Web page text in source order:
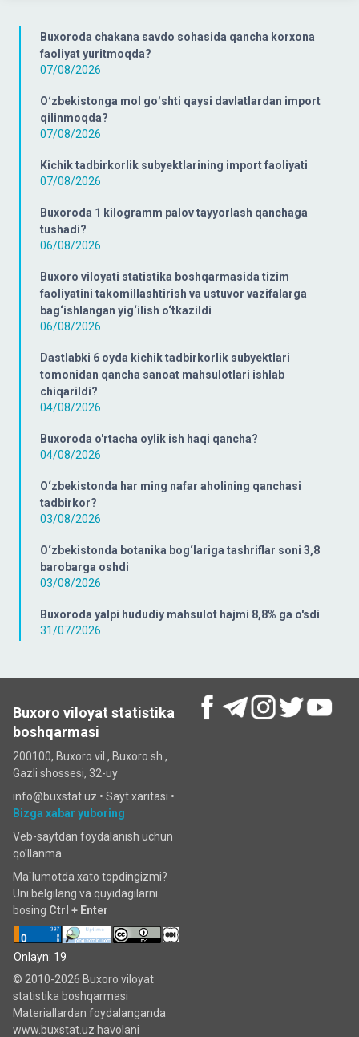
Buxoroda chakana savdo sohasida qancha korxona
faoliyat yuritmoqda?
07/08/2026
Oʻzbekistonga mol goʻshti qaysi davlatlardan import
qilinmoqda?
07/08/2026
Kichik tadbirkorlik subyektlarining import faoliyati
07/08/2026
Buxoroda 1 kilogramm palov tayyorlash qanchaga
tushadi?
06/08/2026
Buxoro viloyati statistika boshqarmasida tizim
faoliyatini takomillashtirish va ustuvor vazifalarga
bag‘ishlangan yig‘ilish o‘tkazildi
06/08/2026
Dastlabki 6 oyda kichik tadbirkorlik subyektlari
tomonidan qancha sanoat mahsulotlari ishlab
chiqarildi?
04/08/2026
Buxoroda o'rtacha oylik ish haqi qancha?
04/08/2026
O‘zbekistonda har ming nafar aholining qanchasi
tadbirkor?
03/08/2026
O‘zbekistonda botanika bog‘lariga tashriflar soni 3,8
barobarga oshdi
03/08/2026
Buxoroda yalpi hududiy mahsulot hajmi 8,8% ga o'sdi
31/07/2026
Buxoro viloyat statistika
boshqarmasi
200100, Buxoro vil., Buxoro sh.,
Gazli shossesi, 32-uy
info@buxstat.uz • Sayt xaritasi •
Bizga xabar yuboring
Veb-saytdan foydalanish uchun
qo'llanma
Ma`lumotda xato topdingizmi?
Uni belgilang va quyidagilarni
bosing Ctrl + Enter
Onlayn: 19
© 2010-2026 Buxoro viloyat
statistika boshqarmasi
Materiallardan foydalanganda
www.buxstat.uz havolani